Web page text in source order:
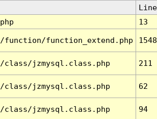
Line
13
function/function_extend.php 1548
class/jzmysql.class.php 211
class/jzmysql.class.php 62
class/jzmysql.class.php 94